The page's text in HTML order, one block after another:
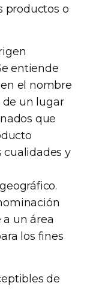
productos o
entiende
el nombre
de un lugar
que
cualidades y
un área
los fines
de